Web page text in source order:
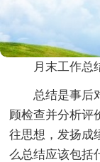
月末工作总
总结是事后
顾检查并分析评
往思想，发扬成
么总结应该包括